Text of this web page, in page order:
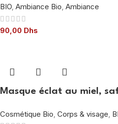
BIO Ambiance Bio Ambiance
90,00 Dhs
Masque éclat au miel,
Cosmétique Bio Corps & visage